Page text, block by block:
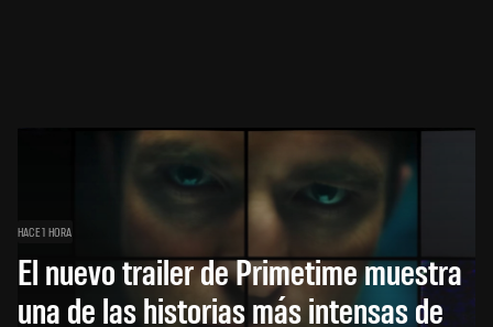
HACE 1 HORA
El nuevo trailer de Primetime muestra
una de las historias más intensas de